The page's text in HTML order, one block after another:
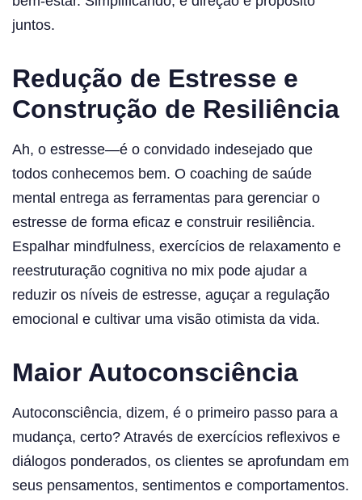
juntos.
Redução de Estresse e
Construção de Resiliência
Ah, o estresse—é o convidado indesejado que
todos conhecemos bem. O coaching de saúde
mental entrega as ferramentas para gerenciar o
estresse de forma eficaz e construir resiliência.
Espalhar mindfulness, exercícios de relaxamento e
reestruturação cognitiva no mix pode ajudar a
reduzir os níveis de estresse, aguçar a regulação
emocional e cultivar uma visão otimista da vida.
Maior Autoconsciência
Autoconsciência, dizem, é o primeiro passo para a
mudança, certo? Através de exercícios reflexivos e
diálogos ponderados, os clientes se aprofundam em
seus pensamentos, sentimentos e comportamentos.